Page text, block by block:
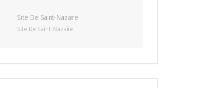
Site De Saint-Nazaire
Site De Saint-Nazaire